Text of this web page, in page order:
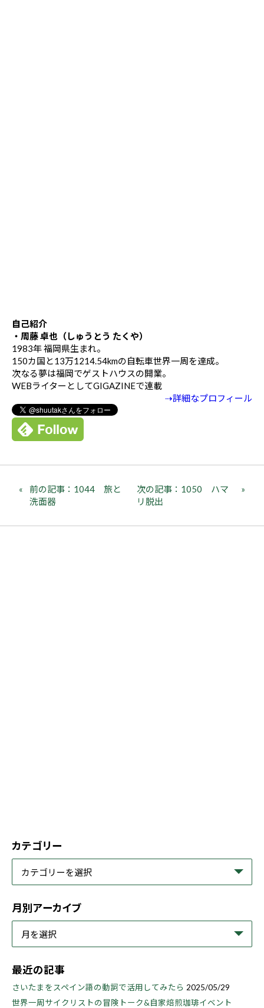
自己紹介
・周藤 卓也（しゅうとう たくや）
1983年 福岡県生まれ。
150カ国と13万1214.54kmの自転車世界一周を達成。
次なる夢は福岡でゲストハウスの開業。
WEBライターとしてGIGAZINEで連載
⇢詳細なプロフィール
前の記事：1044 旅と
洗面器
次の記事：1050 ハマ
リ脱出
カテゴリー
月別アーカイブ
最近の記事
さいたまをスペイン語の動詞で活用してみたら 2025/05/29
世界一周サイクリストの冒険トーク&自家焙煎珈琲イベント